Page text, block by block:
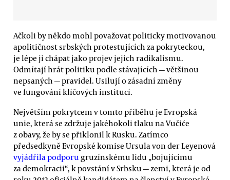
Ačkoli by někdo mohl považovat politicky motivovanou
apolitičnost srbských protestujících za pokryteckou,
je lépe ji chápat jako projev jejich radikalismu.
Odmítají hrát politiku podle stávajících — většinou
nepsaných — pravidel. Usilují o zásadní změny
ve fungování klíčových institucí.
Největším pokrytcem v tomto příběhu je Evropská
unie, která se zdržuje jakéhokoli tlaku na Vučiće
z obavy, že by se přiklonil k Rusku. Zatímco
předsedkyně Evropské komise Ursula von der Leyenová
vyjádřila podporu gruzínskému lidu „bojujícímu
za demokracii“, k povstání v Srbsku — zemi, která je od